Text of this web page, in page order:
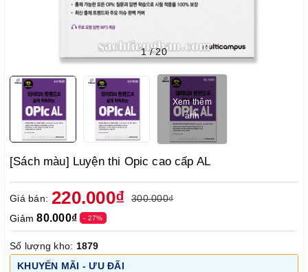
1/20
Xem thêm
ảnh
[Sách màu] Luyện thi Opic cao cấp AL
Giá bán: 220.000₫
300.000₫
Giảm80.000₫ - 27%
Số lượng kho: 1879
KHUYẾN MÃI - ƯU ĐÃI